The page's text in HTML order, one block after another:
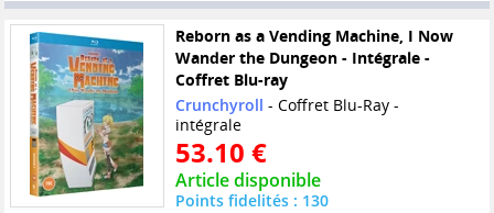
Reborn as a Vending Machine, I Now
Wander the Dungeon - Intégrale -
Coffret Blu-ray
Crunchyroll - Coffret Blu-Ray -
intégrale
53.10 €
Article disponible
Points fidelités : 130